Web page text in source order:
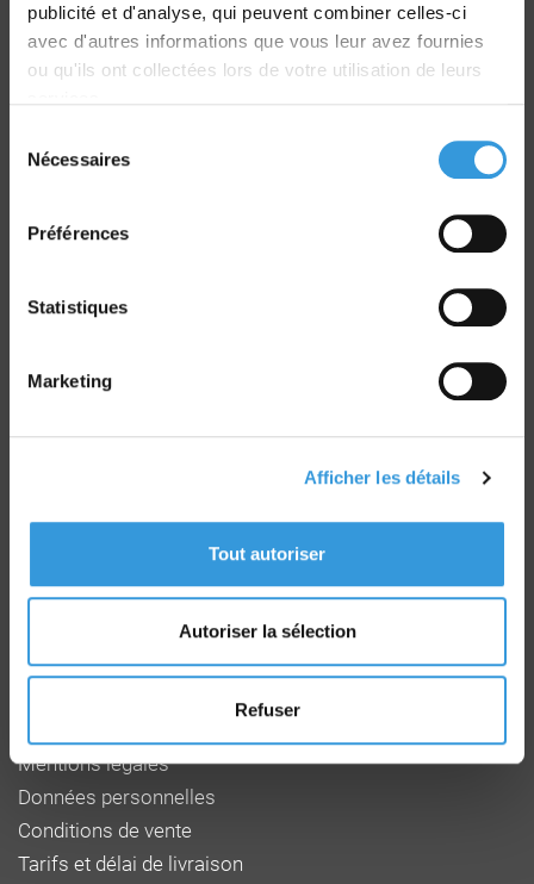
publicité et d'analyse, qui peuvent combiner celles-ci
avec d'autres informations que vous leur avez fournies
ou qu'ils ont collectées lors de votre utilisation de leurs
Nécessaires
Préférences
Statistiques
Marketing
Afficher les détails
Tout autoriser
Autoriser la sélection
Refuser
CD 64 - CS22265
F 27950 SAINT MARCEL
Tél : 02 32 53 64 34
www.cnpp.com
www.faceaurisque.com
Mentions légales
Données personnelles
Conditions de vente
Tarifs et délai de livraison